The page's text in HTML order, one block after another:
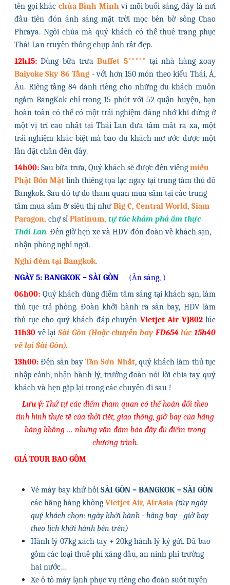
tên gọi khác chùa Bình Minhvì mỗi buổi sáng, đây là nơi
đầu tiên đón ánh sáng mặt trời mọc bên bờ sông Chao
Phraya. Ngôi chùa mà quý khách có thểthuê trang phục
Thái Lan truyền thống chụp ảnh rất đẹp.
12h15: Dùng bữa trưaBuffet 5***** tại nhà hàng xoay
Baiyoke Sky 86 Tầng - với hơn 150 món theo kiểu Thái, Á,
Âu. Riêng tầng 84 dành riêng cho những du khách muốn
ngắm BangKok chỉ trong 15 phút với 52 quận huyện, bạn
hoàn toàn có thể có một trải nghiệm đáng nhớ khi đứng ở
một vị trí cao nhất tại Thái Lan đưa tầm mắt ra xa, một
trải nghiệm khác biệt mà bao du khách mơ ước được một
lần đặt chân đến đây.
14h00: Sau bữa trưa, Quý khách sẽ được đến viếng miếu
Phật Bốn Mặt linh thiêng tọa lạc ngay tại trung tâm thủ đô
Bangkok. Sau đó tự do tham quan mua sắm tại các trung
tâm mua sắm & siêu thị như Big C, Central World, Siam
Paragon, chợ sỉ Platinum, tự túc khám phá ẩm thực
Thái Lan. Đến giờ hẹn xe và HDV đón đoàn về khách sạn,
nhận phòng nghỉ ngơi.
Nghỉ đêm tại Bangkok.
NGÀY 5: BANGKOK – SÀI GÒN
(Ăn sáng, )
06h00: Quý khách dùng điểm tâm sáng tại khách sạn, làm
thủ tục trả phòng. Đoàn khởi hành ra sân bay, HDV làm
thủ tục cho quý khách đáp chuyến Vietjet Air VJ802 lúc
11h30 về lạiSài Gòn (Hoặc chuyến bay FD654 lúc15h40
về lại Sài Gòn).
13h00: Đến sân bayTân Sơn Nhất, quý khách làm thủ tục
nhập cảnh, nhận hành lý, trưởng đoàn nói lời chia tay quý
khách và hẹn gặp lại trong các chuyến đi sau !
Lưu ý:Thứ tự các điểm tham quan có thể hoán đổi theo
tình hình thực tế của thời tiết, giao thông, giờ bay của hãng
hàng không … nhưng vẫn đảm bảo đầy đủ điểm trong
chương trình.
GIÁ TOUR BAO GỒM
Vé máy bay khứ hồi SÀI GÒN – BANGKOK – SÀI GÒN
các hãng hàng không Vietjet Air, AirAsia (tùy ngày
quý khách chọn: ngày khởi hành - hãng bay - giờ bay
theo lịch khởi hành bên trên)
Hành lý 07kg xách tay + 20kg hành lý ký gửi. Đã bao
gồm các loại thuế phí xăng dầu, an ninh phi trường
hai nước…
Xe ô tô máy lạnh phục vụ riêng cho đoàn suốt tuyến